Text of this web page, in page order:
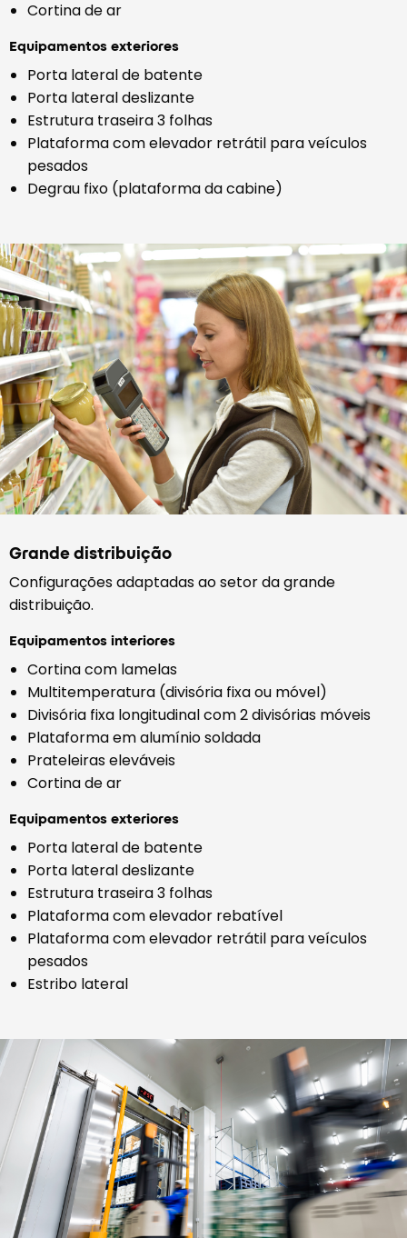
Cortina de ar
Equipamentos exteriores
Porta lateral de batente
Porta lateral deslizante
Estrutura traseira 3 folhas
Plataforma com elevador retrátil para veículos
pesados
Degrau fixo (plataforma da cabine)
Grande distribuição
Configurações adaptadas ao setor da grande
distribuição.
Equipamentos interiores
Cortina com lamelas
Multitemperatura (divisória fixa ou móvel)
Divisória fixa longitudinal com 2 divisórias móveis
Plataforma em alumínio soldada
Prateleiras eleváveis
Cortina de ar
Equipamentos exteriores
Porta lateral de batente
Porta lateral deslizante
Estrutura traseira 3 folhas
Plataforma com elevador rebatível
Plataforma com elevador retrátil para veículos
pesados
Estribo lateral